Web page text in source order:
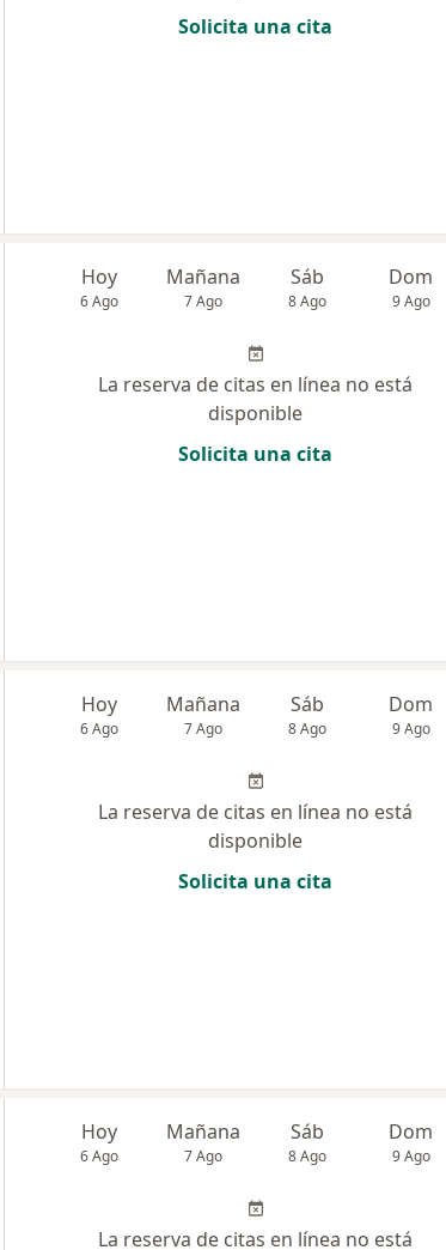
Solicita una cita
Hoy
6 Ago
Mañana
7 Ago
Sáb
8 Ago
Dom
9 Ago
La reserva de citas en línea no está
disponible
Solicita una cita
Hoy
6 Ago
Mañana
7 Ago
Sáb
8 Ago
Dom
9 Ago
La reserva de citas en línea no está
disponible
Solicita una cita
Hoy
6 Ago
Mañana
7 Ago
Sáb
8 Ago
Dom
9 Ago
La reserva de citas en línea no está